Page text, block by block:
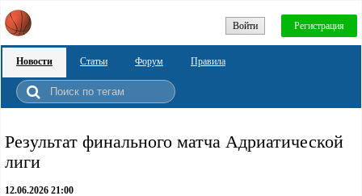
Войти Регистрация
Новости Статьи Форум Правила
Результат финального матча Адриатической
лиги
12.06.2026 21:00